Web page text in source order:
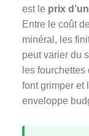
est le prix
Entre le coût
minéral, les
peut varier du
les
font grimper et
enveloppe